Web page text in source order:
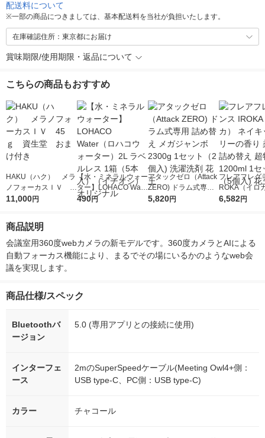
配送料について
※一部の商品につきましては、基本配送料を当社が負担いたします。
在庫確認住所：東京都にお届け
賞味期限/使用期限・返品について
こちらの商品もおすすめ
HAKU（ハク） メラ
ノフォーカスＩＶ 4
5ｇ 資生堂 おまけ
11,000円
【水・ミネラルウォー
ター】LOHACO Wate
r（ロハコウォータ
490円
アタックゼロ（Attack
ZERO) ドラム式専用
詰め替え メガジャン
5,820円
フレアフレグ
ROKA（イロ
イキッドリリ
6,582円
商品説明
会議室用360度webカメラの新モデルです。360度カメラとAIによる
自動フォーカス機能により、まるでその場にいるかのようなweb会
議を実現します。
商品仕様/スペック
Bluetoothバ
ージョン
5.0 (専用アプリとの接続に使用)
インターフェ
ース
2mのSuperSpeedケーブル(Meeting Owl4+側：
USB type-C、PC側：USB type-C)
カラー チャコール